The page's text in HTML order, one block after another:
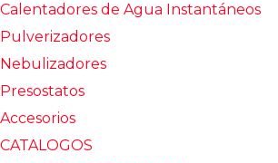
Calentadores de Agua Instantáneos
Pulverizadores
Nebulizadores
Presostatos
Accesorios
CATALOGOS